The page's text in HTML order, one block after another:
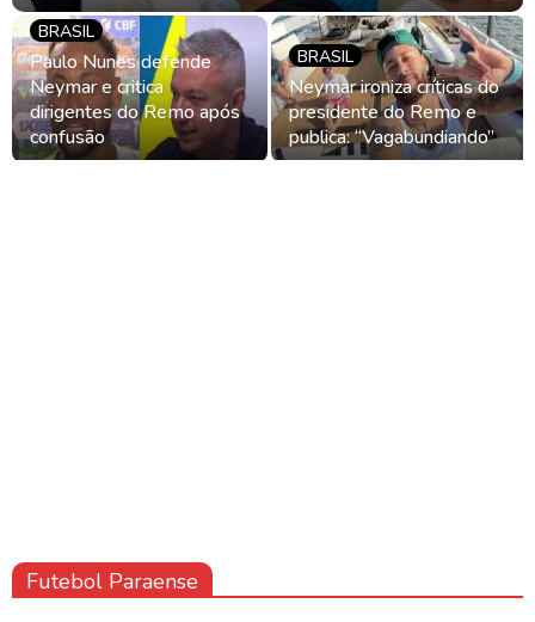
BRASIL
Paulo Nunes defende
Neymar e critica
dirigentes do Remo após
confusão
BRASIL
Neymar ironiza críticas do
presidente do Remo e
publica: “Vagabundiando”
Futebol Paraense